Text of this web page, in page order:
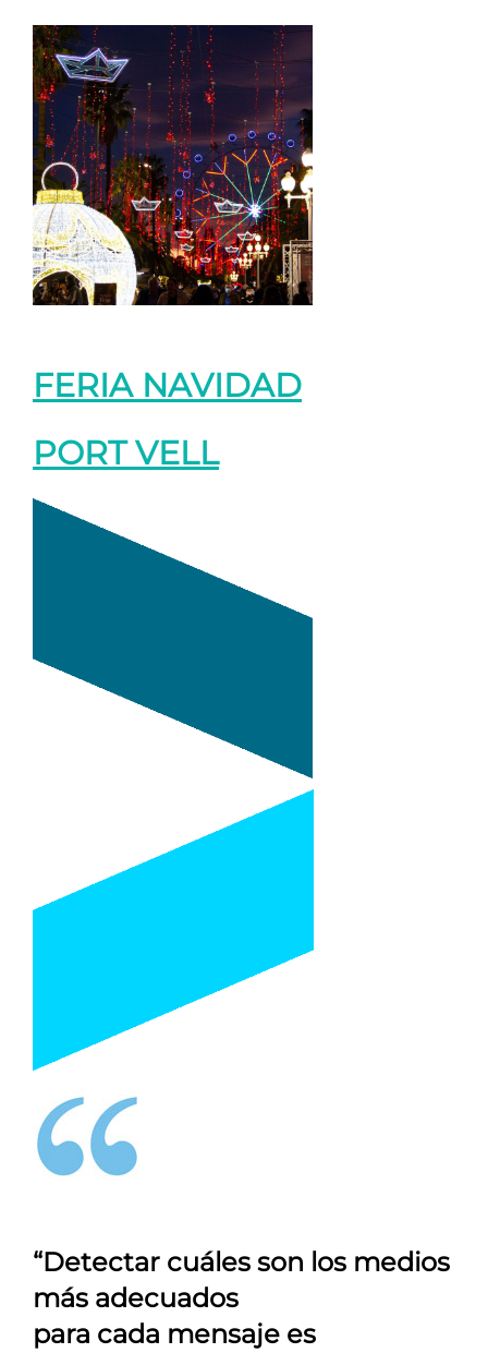
FERIA NAVIDAD
PORT VELL
“Detectar cuáles son los medios
más adecuados
para cada mensaje es